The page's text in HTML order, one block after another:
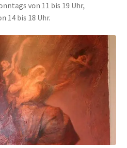
von 11 bis 19 Uhr,
14 bis 18 Uhr.